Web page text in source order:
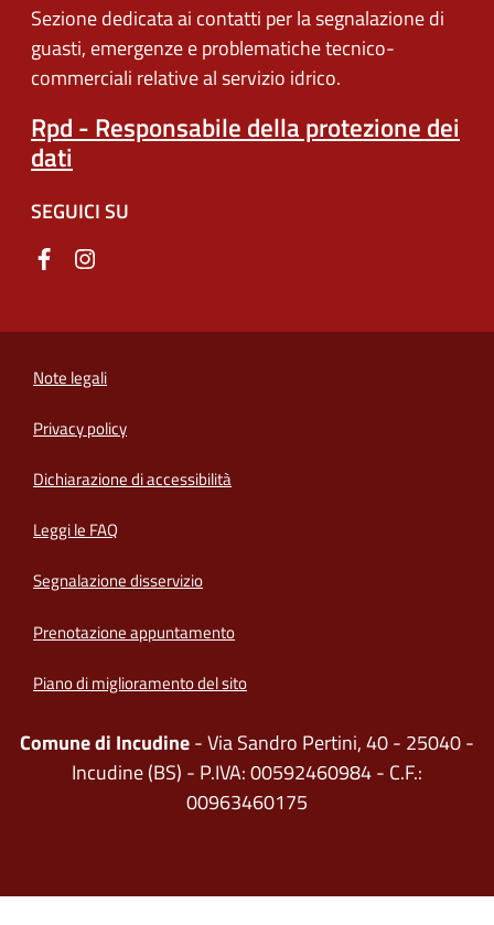
Sezione dedicata ai contatti per la segnalazione di
guasti, emergenze e problematiche tecnico-
commerciali relative al servizio idrico.
Rpd - Responsabile della protezione dei
dati
SEGUICI SU
Note legali
Privacy policy
Dichiarazione di accessibilità
Leggi le FAQ
Segnalazione disservizio
Prenotazione appuntamento
Piano di miglioramento del sito
Comune di Incudine- Via Sandro Pertini, 40 - 25040 -
Incudine (BS) - P.IVA: 00592460984 - C.F.:
00963460175